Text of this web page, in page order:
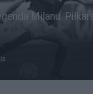
Milanu.